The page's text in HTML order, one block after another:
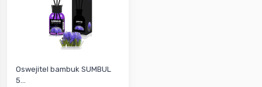
Oswejitel bambuk SUMBUL
5...